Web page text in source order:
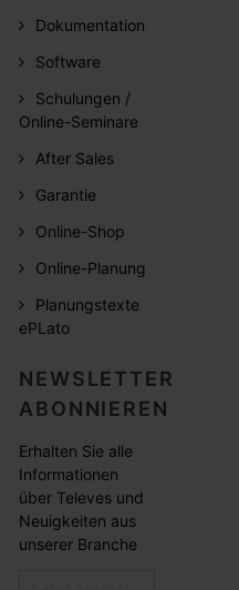
Dokumentation
Software
Schulungen /
Online-Seminare
After Sales
Garantie
Online-Shop
Online-Planung
Planungstexte
ePLato
NEWSLETTER
ABONNIEREN
Erhalten Sie alle
Informationen
über Televes und
Neuigkeiten aus
unserer Branche